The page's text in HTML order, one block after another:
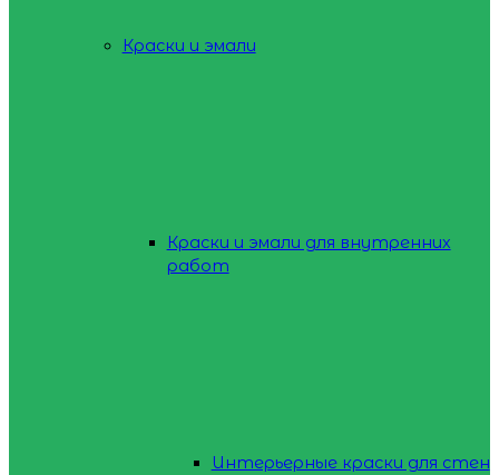
Краски и эмали
Краски и эмали для внутренних
работ
Интерьерные краски для стен